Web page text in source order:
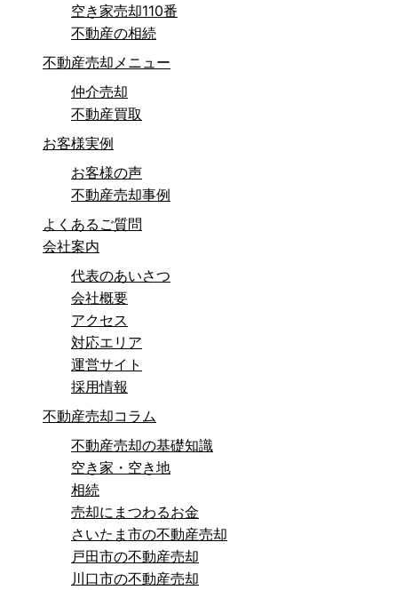
空き家売却110番
不動産の相続
不動産売却メニュー
仲介売却
不動産買取
お客様実例
お客様の声
不動産売却事例
よくあるご質問
会社案内
代表のあいさつ
会社概要
アクセス
対応エリア
運営サイト
採用情報
不動産売却コラム
不動産売却の基礎知識
空き家・空き地
相続
売却にまつわるお金
さいたま市の不動産売却
戸田市の不動産売却
川口市の不動産売却